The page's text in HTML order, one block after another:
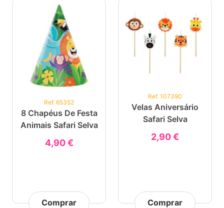
Ref. 65352
8 Chapéus De Festa
Animais Safari Selva
4,90 €
Comprar
Ref. 107390
Velas Aniversário
Safari Selva
2,90 €
Comprar